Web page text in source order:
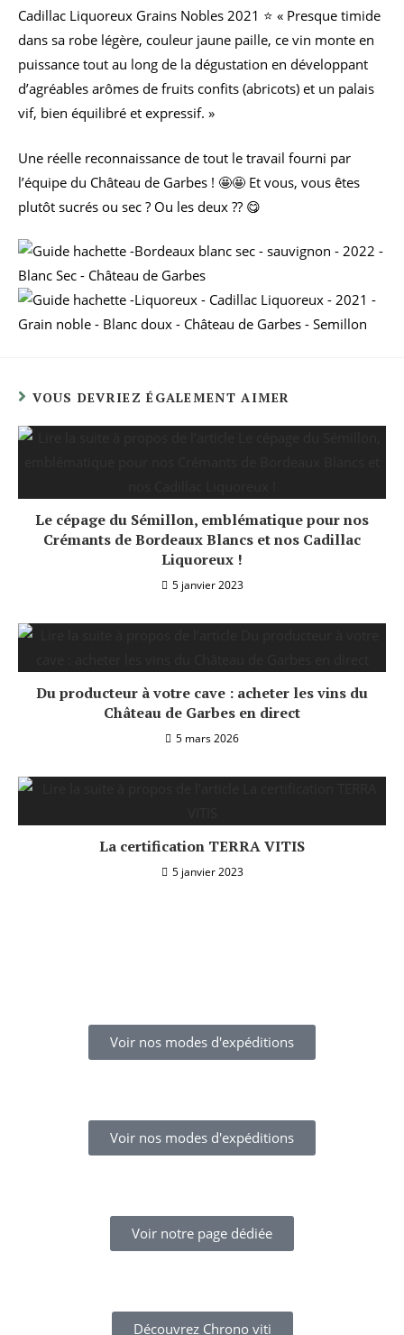
Cadillac Liquoreux Grains Nobles 2021 ⭐️ « Presque timide
dans sa robe légère, couleur jaune paille, ce vin monte en
puissance tout au long de la dégustation en développant
d’agréables arômes de fruits confits (abricots) et un palais
vif, bien équilibré et expressif. »
Une réelle reconnaissance de tout le travail fourni par
l’équipe du Château de Garbes ! 🤩🤩 Et vous, vous êtes
plutôt sucrés ou sec ? Ou les deux ?? 😋
VOUS DEVRIEZ ÉGALEMENT AIMER
Le cépage du Sémillon, emblématique pour nos
Crémants de Bordeaux Blancs et nos Cadillac
Liquoreux !
5 janvier 2023
Du producteur à votre cave : acheter les vins du
Château de Garbes en direct
5 mars 2026
La certification TERRA VITIS
5 janvier 2023
Voir nos modes d'expéditions
Voir nos modes d'expéditions
Voir notre page dédiée
Découvrez Chrono viti